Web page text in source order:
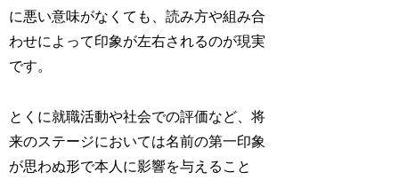
に悪い意味がなくても、読み方や組み合
わせによって印象が左右されるのが現実
です。
とくに就職活動や社会での評価など、将
来のステージにおいては名前の第一印象
が思わぬ形で本人に影響を与えること